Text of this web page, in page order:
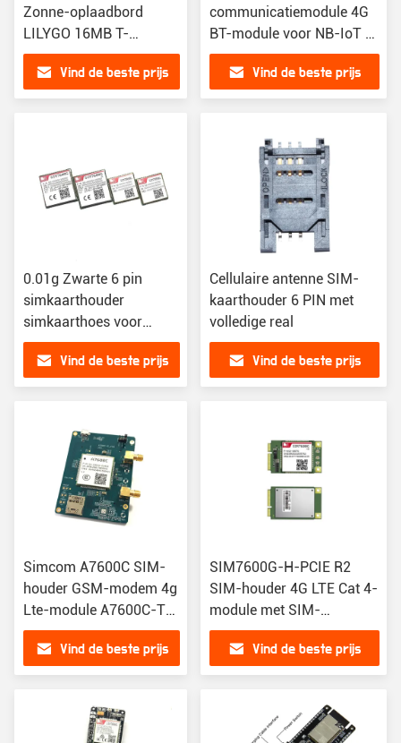
Zonne-oplaadbord
LILYGO 16MB T-
SIM7000G TTGO
ESP32-WROVER-B Chip
Wireless 18650 module
Vind de beste prijs
communicatiemodule 4G
BT-module voor NB-IoT T-
SIM7000G MCU32-
WROVER-BVind de beste prijs
0.01g Zwarte 6 pin
simkaarthouder
simkaarthoes voor
veelzijdige
compatibiliteit
Vind de beste prijs
Cellulaire antenne SIM-
kaarthouder 6 PIN met
volledige real
Vind de beste prijs
Simcom A7600C SIM-
houder GSM-modem 4g
Lte-module A7600C-TE-
KIT Board GSM-
gegevensontvanger
Vind de beste prijs
SIM7600G-H-PCIE R2
SIM-houder 4G LTE Cat 4-
module met SIM-
kaarthouder
Vind de beste prijs